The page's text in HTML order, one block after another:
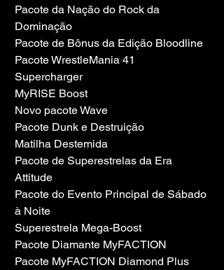
Pacote da Nação do Rock da
Dominação
Pacote de Bônus da Edição Bloodline
Pacote WrestleMania 41
Supercharger
MyRISE Boost
Novo pacote Wave
Pacote Dunk e Destruição
Matilha Destemida
Pacote de Superestrelas da Era
Attitude
Pacote do Evento Principal de Sábado
à Noite
Superestrela Mega-Boost
Pacote Diamante MyFACTION
Pacote MyFACTION Diamond Plus